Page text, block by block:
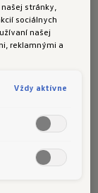
hliníka a
prahov
vizuálny
stránky,
sociálnych
našej
reklamnými a
Vždy aktívne